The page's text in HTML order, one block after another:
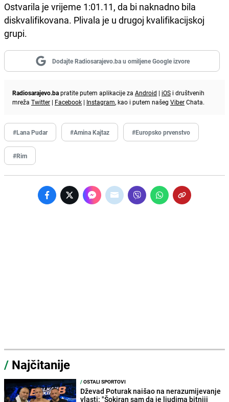
Ostvarila je vrijeme 1:01.11, da bi naknadno bila
diskvalifikovana. Plivala je u drugoj kvalifikacijskoj
grupi.
Dodajte Radiosarajevo.ba u omiljene Google izvore
Radiosarajevo.bapratite putem aplikacije za Android | iOS i društvenih
mreža Twitter | Facebook | Instagram, kao i putem našeg ViberChata.
#Lana Pudar #Amina Kajtaz #Europsko prvenstvo
#Rim
/ Najčitanije
/OSTALI SPORTOVI
Dževad Poturak naišao na nerazumijevanje
vlasti: "Šokiran sam da je ljudima bitniji